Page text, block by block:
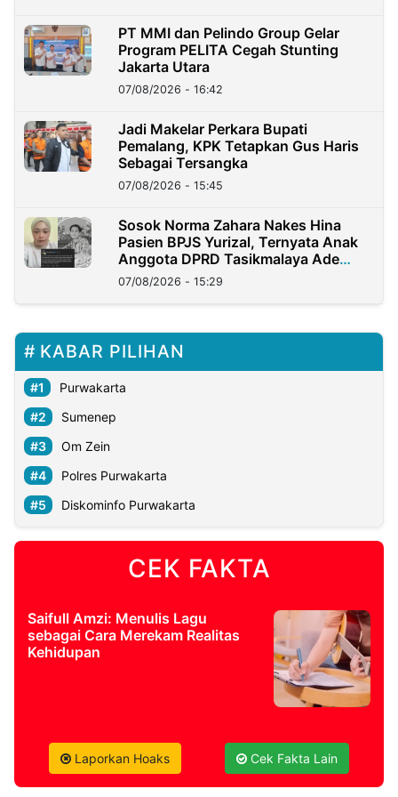
PT MMI dan Pelindo Group Gelar
Program PELITA Cegah Stunting
Jakarta Utara
07/08/2026 - 16:42
Jadi Makelar Perkara Bupati
Pemalang, KPK Tetapkan Gus Haris
Sebagai Tersangka
07/08/2026 - 15:45
Sosok Norma Zahara Nakes Hina
Pasien BPJS Yurizal, Ternyata Anak
Anggota DPRD Tasikmalaya Ade
Lukman
07/08/2026 - 15:29
KABAR PILIHAN
Purwakarta
Sumenep
Om Zein
Polres Purwakarta
Diskominfo Purwakarta
CEK FAKTA
Saifull Amzi: Menulis Lagu
sebagai Cara Merekam Realitas
Kehidupan
Laporkan Hoaks Cek Fakta Lain